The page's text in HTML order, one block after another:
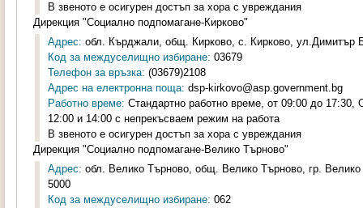
В звеното е осигурен достъп за хора с увреждания
Дирекция "Социално подпомагане-Кирково"
Адрес: обл. Кърджали, общ. Кирково, с. Кирково, ул.Димитър
Код за междуселищно избиране: 03679
Телефон за връзка: (03679)2108
Адрес на електронна поща: dsp-kirkovo@asp.government.bg
Работно време: Стандартно работно време, от 09:00 до
12:00 и 14:00 с непрекъсваем режим на работа
В звеното е осигурен достъп за хора с увреждания
Дирекция "Социално подпомагане-Велико Търново"
Адрес: обл. Велико Търново, общ. Велико Търново, гр.
5000
Код за междуселищно избиране: 062